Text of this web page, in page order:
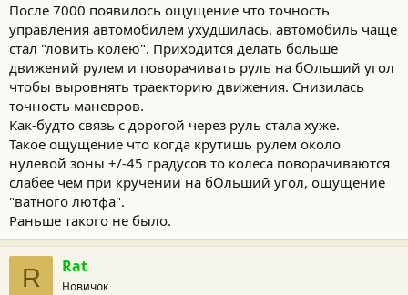
После 7000 появилось ощущение что точность
управления автомобилем ухудшилась, автомобиль чаще
стал "ловить колею". Приходится делать больше
движений рулем и поворачивать руль на бОльший угол
чтобы выровнять траекторию движения. Снизилась
точность маневров.
Как-будто связь с дорогой через руль стала хуже.
Такое ощущение что когда крутишь рулем около
нулевой зоны +/-45 градусов то колеса поворачиваются
слабее чем при кручении на бОльший угол, ощущение
"ватного лютфа".
Раньше такого не было.
R Rat
Новичок